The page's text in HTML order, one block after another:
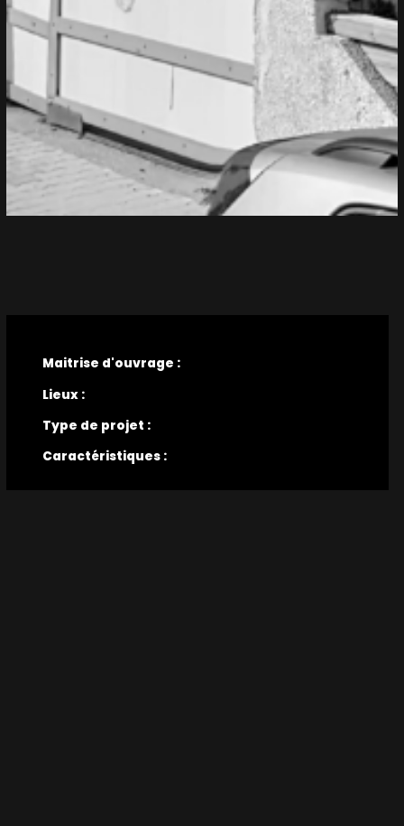
Maitrise d'ouvrage :
Lieux :
Type de projet :
Caractéristiques :